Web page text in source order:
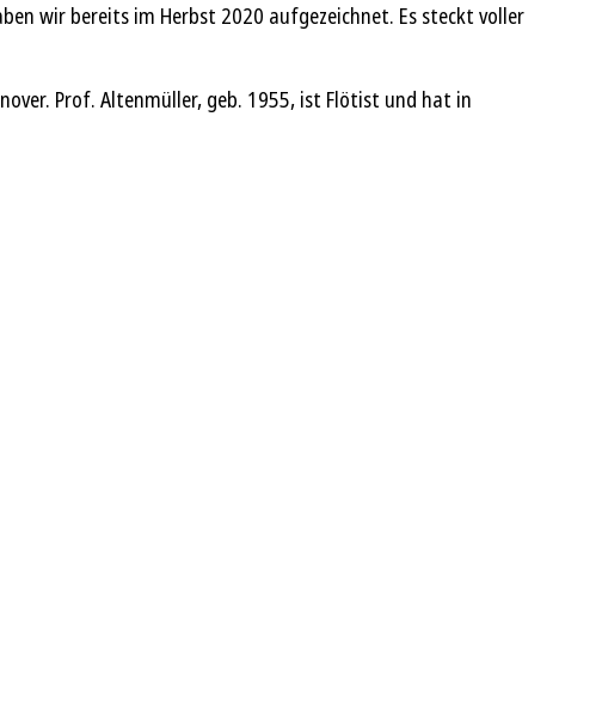
wir bereits im Herbst 2020 aufgezeichnet. Es steckt voller
Prof. Altenmüller, geb. 1955, ist Flötist und hat in